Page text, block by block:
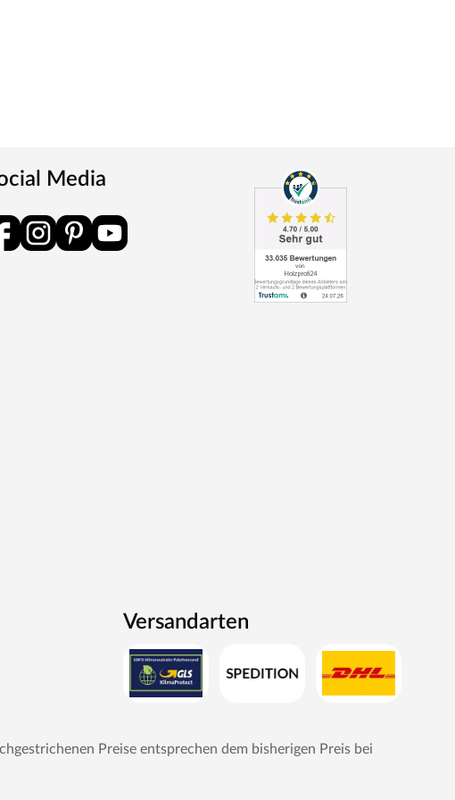
Media
Versandarten
Preise entsprechen dem bisherigen Preis bei